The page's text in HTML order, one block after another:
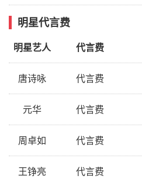
明星代言费
明星艺人 代言费
唐诗咏 代言费
元华 代言费
周卓如 代言费
王铮亮 代言费